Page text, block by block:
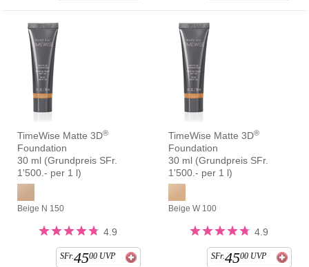
TimeWise Matte 3D®
Foundation
30 ml (Grundpreis SFr.
1'500.- per 1 l)
Beige N 150
4.9
SFr.4500 UVP
TimeWise Matte 3D®
Foundation
30 ml (Grundpreis SFr.
1'500.- per 1 l)
Beige W 100
4.9
SFr.4500 UVP